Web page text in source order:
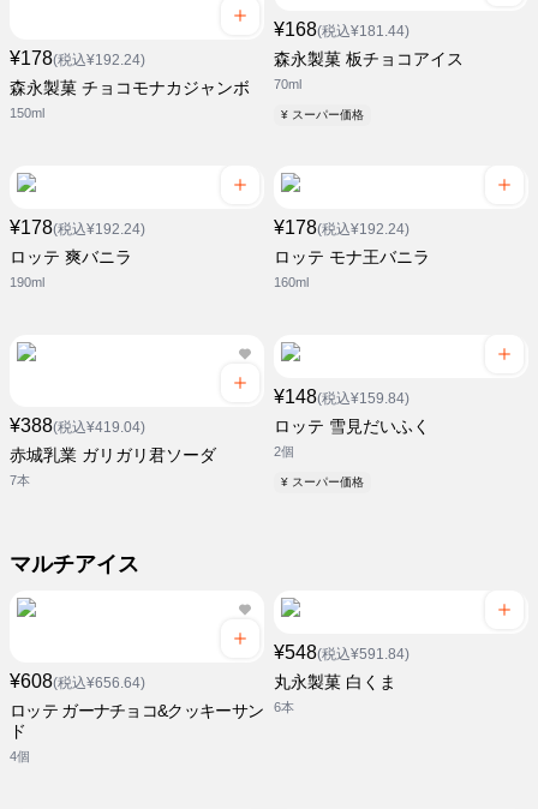
¥178(税込¥192.24)
森永製菓 チョコモナカジャンボ
150ml
¥168(税込¥181.44)
森永製菓 板チョコアイス
70ml
¥ スーパー価格
¥178(税込¥192.24)
ロッテ 爽バニラ
190ml
¥178(税込¥192.24)
ロッテ モナ王バニラ
160ml
¥388(税込¥419.04)
赤城乳業 ガリガリ君ソーダ
7本
¥148(税込¥159.84)
ロッテ 雪見だいふく
2個
¥ スーパー価格
マルチアイス
¥608(税込¥656.64)
ロッテ ガーナチョコ&クッキーサン
ド
4個
¥548(税込¥591.84)
丸永製菓 白くま
6本